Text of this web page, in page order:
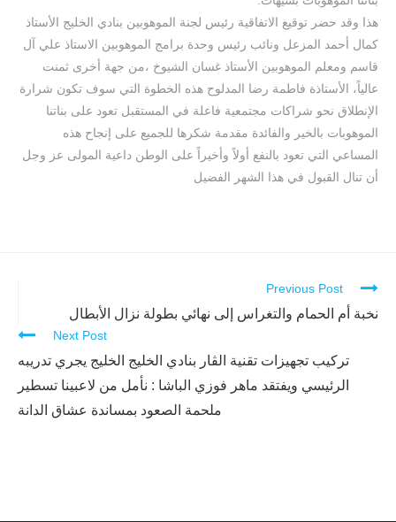
هذا وقد حضر توقيع الاتفاقية رئيس لجنة الموهوبين بنادي الخليج الأستاذ
كمال أحمد المزعل ونائب رئيس وحدة برامج الموهوبين الاستاذ علي آل
قاسم ومعلم الموهوبين الأستاذ غسان الشيوخ ،من جهة أخرى ثمنت
عالياً، الأستاذة فاطمة رضا المدلوح هذه الخطوة التي سوف تكون شرارة
الإنطلاق نحو شراكات مجتمعية فاعلة في المستقبل تعود على بناتنا
الموهوبات بالخير والفائدة مقدمة شكرها للجميع على إنجاح هذه
المساعي التي تعود بالنفع أولاً وأخيراً على الوطن داعية المولى عز وجل
أن تنال القبول في هذا الشهر الفضيل
Continue
Reading
Previous Post
نخبة أم الحمام والتغراس إلى نهائي بطولة نزال الأبطال
Next Post
تركيب تجهيزات تقنية الڤار بنادي الخليج الخليج يجري تدريبه
الرئيسي ويفتقد ماهر فوزي الباشا : نأمل من لاعبينا تسطير
ملحمة الصعود بمساندة عشاق الدانة